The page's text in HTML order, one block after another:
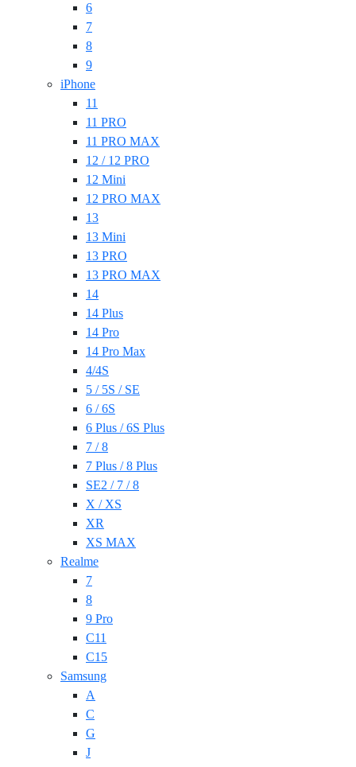
6
7
8
9
iPhone
11
11 PRO
11 PRO MAX
12 / 12 PRO
12 Mini
12 PRO MAX
13
13 Mini
13 PRO
13 PRO MAX
14
14 Plus
14 Pro
14 Pro Max
4/4S
5 / 5S / SE
6 / 6S
6 Plus / 6S Plus
7 / 8
7 Plus / 8 Plus
SE2 / 7 / 8
X / XS
XR
XS MAX
Realme
7
8
9 Pro
C11
C15
Samsung
A
C
G
J